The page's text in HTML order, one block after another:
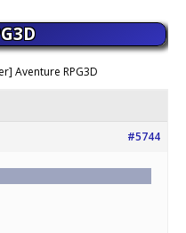
Aventure RPG3D
#5744